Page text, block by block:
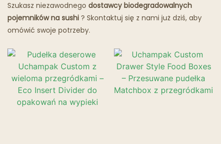
Szukasz niezawodnego dostawcy biodegradowalnych
pojemników na sushi ? Skontaktuj się z nami już dziś, aby
omówić swoje potrzeby.